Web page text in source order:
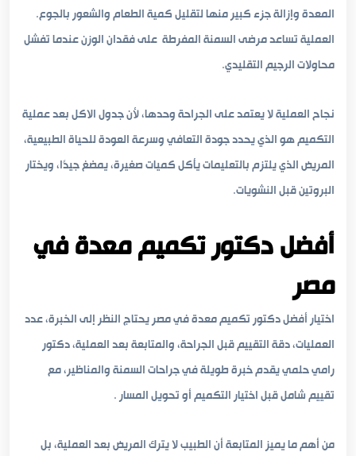
المعدة وإزالة جزء كبير منها لتقليل كمية الطعام والشعور بالجوع.
العملية تساعد مرضى السمنة المفرطة على فقدان الوزن عندما تفشل
محاولات الرجيم التقليدي.
نجاح العملية لا يعتمد على الجراحة وحدها، لأن جدول الاكل بعد عملية
التكميم هو الذي يحدد جودة التعافي وسرعة العودة للحياة الطبيعية،
المريض الذي يلتزم بالتعليمات يأكل كميات صغيرة، يمضغ جيدًا، ويختار
البروتين قبل النشويات.
أفضل دكتور تكميم معدة في
مصر
اختيار أفضل دكتور تكميم معدة في مصر يحتاج النظر إلى الخبرة، عدد
العمليات، دقة التقييم قبل الجراحة، والمتابعة بعد العملية، دكتور
رامي حلمي يقدم خبرة طويلة في جراحات السمنة والمناظير، مع
تقييم شامل قبل اختيار التكميم أو تحويل المسار .
من أهم ما يميز المتابعة أن الطبيب لا يترك المريض بعد العملية، بل